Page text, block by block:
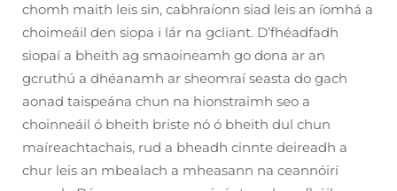
chomh maith leis sin, cabhraíonn siad leis an íomhá a
choimeáil den siopa i lár na gcliant. D’fhéadfadh
siopaí a bheith ag smaoineamh go dona ar an
gcruthú a dhéanamh ar sheomraí seasta do gach
aonad taispeána chun na hionstraimh seo a
choinneáil ó bheith briste nó ó bheith dul chun
maíreachtachais, rud a bheadh cinnte deireadh a
chur leis an mbealach a mheasann na ceannóirí